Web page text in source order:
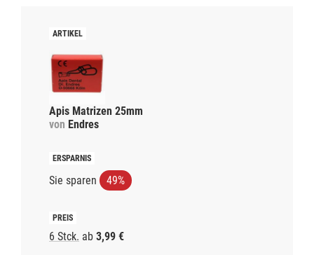
Apis Matrizen 25mm
von Endres
Sie sparen 49%
6 Stck. ab 3,99 €